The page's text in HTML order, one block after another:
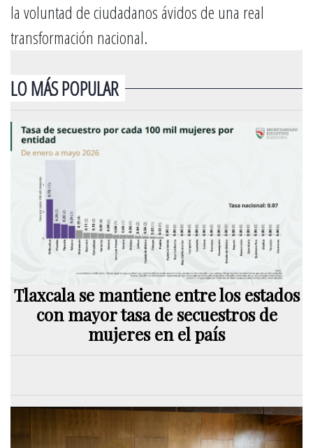
la voluntad de ciudadanos ávidos de una real
transformación nacional.
LO MÁS POPULAR
Tlaxcala se mantiene entre los estados
con mayor tasa de secuestros de
mujeres en el país